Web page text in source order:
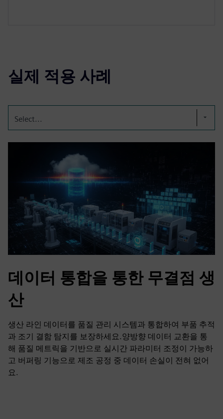
실제 적용 사례
Select...
데이터 통합을 통한 무결점 생
산
생산 라인 데이터를 품질 관리 시스템과 통합하여 부품 추적
과 조기 결함 탐지를 보장하세요.양방향 데이터 교환을 통
해 품질 메트릭을 기반으로 실시간 파라미터 조정이 가능하
고 버퍼링 기능으로 제조 공정 중 데이터 손실이 전혀 없어
요.